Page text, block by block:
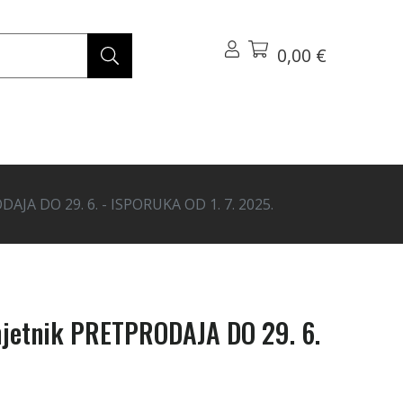
0,00 €
DO 29. 6. - ISPORUKA OD 1. 7. 2025.
PRETPRODAJA DO 29. 6.